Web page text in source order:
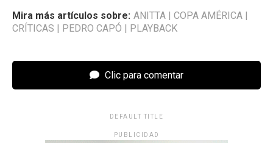
Mira más artículos sobre: ANITTA | COPA AMÉRICA |
CRÍTICAS | PEDRO CAPÓ | PLAYBACK
Clic para comentar
DEFAULT TITLE
PUBLICIDAD